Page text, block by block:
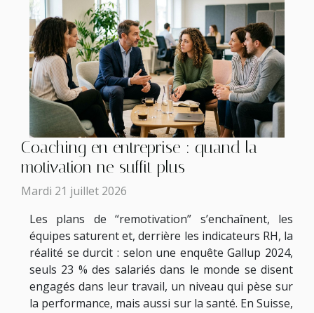
Coaching en entreprise : quand la
motivation ne suffit plus
Mardi 21 juillet 2026
Les plans de “remotivation” s’enchaînent, les
équipes saturent et, derrière les indicateurs RH, la
réalité se durcit : selon une enquête Gallup 2024,
seuls 23 % des salariés dans le monde se disent
engagés dans leur travail, un niveau qui pèse sur
la performance, mais aussi sur la santé. En Suisse,